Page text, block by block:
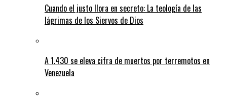
Cuando el justo llora en secreto: La teología de las
lágrimas de los Siervos de Dios
A 1.430 se eleva cifra de muertos por terremotos en
Venezuela